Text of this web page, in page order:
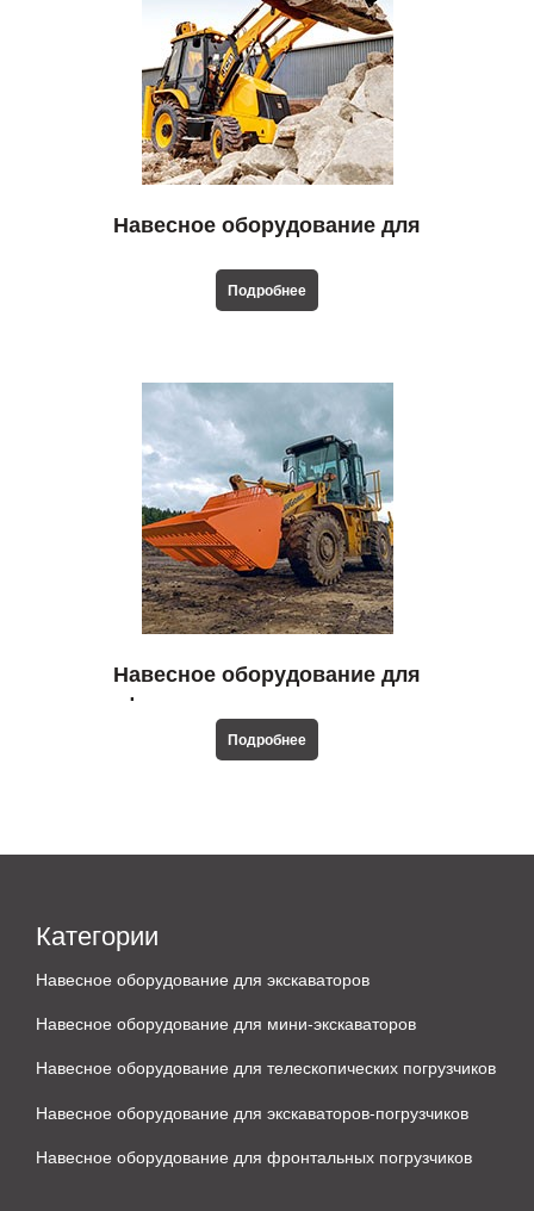
Навесное оборудование для
Подробнее
Навесное оборудование для
фронтальных погрузчиков
Подробнее
Категории
Навесное оборудование для экскаваторов
Навесное оборудование для мини-экскаваторов
Навесное оборудование для телескопических погрузчиков
Навесное оборудование для экскаваторов-погрузчиков
Навесное оборудование для фронтальных погрузчиков